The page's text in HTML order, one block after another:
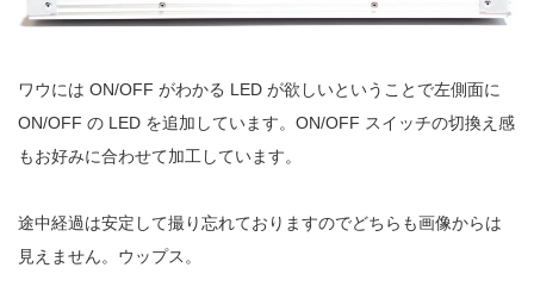
ワウには ON/OFF がわかる LED が欲しいということで左側面に
ON/OFF の LED を追加しています。ON/OFF スイッチの切換え感
もお好みに合わせて加工しています。
途中経過は安定して撮り忘れておりますのでどちらも画像からは
見えません。ウップス。